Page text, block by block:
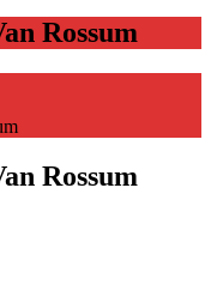
Rossum
Rossum